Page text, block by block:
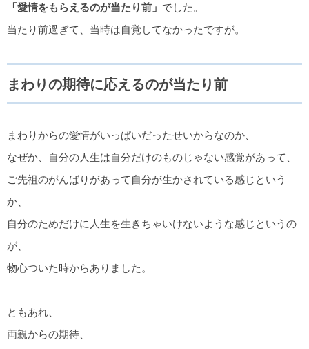
「愛情をもらえるのが当たり前」 でした。
当たり前過ぎて、当時は自覚してなかったですが。
まわりの期待に応えるのが当たり前
まわりからの愛情がいっぱいだったせいからなのか、
なぜか、自分の人生は自分だけのものじゃない感覚があって、
ご先祖のがんばりがあって自分が生かされている感じという
か、
自分のためだけに人生を生きちゃいけないような感じというの
が、
物心ついた時からありました。
ともあれ、
両親からの期待、